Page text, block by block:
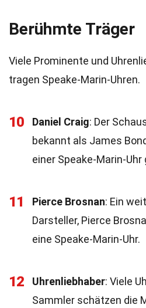
Berühmte Träger
Viele Prominente und
tragen Speake-Marin-Uhren.
10 Daniel Craig: Der
bekannt als James
einer Speake-Marin-Uhr
11 Pierce Brosnan: Ein
Darsteller, Pierce
eine Speake-Marin-Uhr.
12 Uhrenliebhaber: Viele
Sammler schätzen die